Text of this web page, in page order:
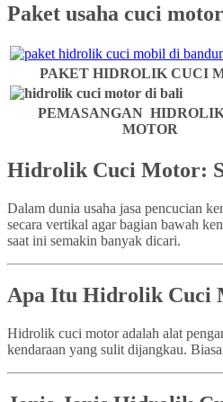
Paket usaha cuci motor
PAKET HIDROLIK CUCI
PEMASANGAN
MOTOR
Hidrolik Cuci Motor:
Dalam dunia usaha jasa pencucian
secara vertikal agar bagian bawah
saat ini semakin banyak dicari.
Apa Itu Hidrolik Cuci
Hidrolik cuci motor adalah alat
kendaraan yang sulit dijangkau.